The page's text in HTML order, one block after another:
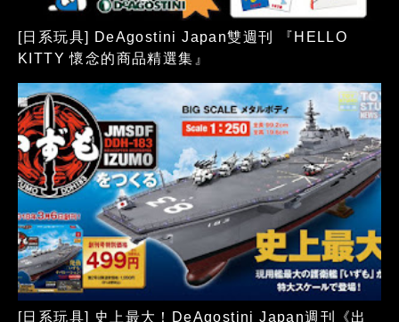
[日系玩具] DeAgostini Japan雙週刊 『HELLO
KITTY 懷念的商品精選集』
[日系玩具] 史上最大！DeAgostini Japan週刊《出